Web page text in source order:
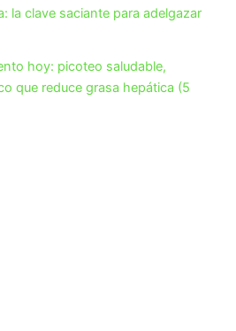
la clave saciante para adelgazar
hoy: picoteo saludable,
que reduce grasa hepática (5